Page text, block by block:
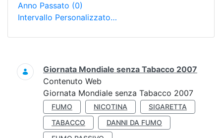
Anno Passato (0)
Intervallo Personalizzato…
Ricerca
Giornata Mondiale senza Tabacco 2007
Contenuto Web
Giornata Mondiale senza Tabacco 2007
FUMO NICOTINA
SIGARETTA
TABACCO
DANNI DA FUMO